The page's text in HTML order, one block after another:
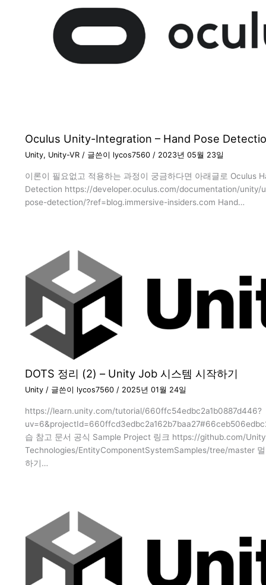
Oculus Unity-Integration – Hand Pose
Unity, Unity-VR/ 글쓴이 lycos7560 / 2023년 05월 23일
이론이 필요없고 적용하는 과정이 궁금하다면 아래글로 Oculus
Detection https://developer.oculus.com/documentation/unity/
pose-detection/?ref=blog.immersive-insiders.com Hand…
DOTS 정리 (2) – Unity Job 시스템 시작하기
Unity/ 글쓴이 lycos7560 / 2025년 01월 24일
https://learn.unity.com/tutorial/660ffc54edbc2a1b0887d446?
습 참고 문서 공식 Sample Project 링크 https://github.com/
Technologies/EntityComponentSystemSamples/tree/master 멀
하기…